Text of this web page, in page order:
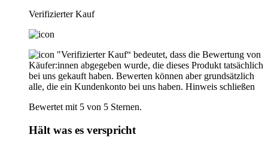
Verifizierter Kauf
"Verifizierter Kauf“ bedeutet, dass die Bewertung von
Käufer:innen abgegeben wurde, die dieses Produkt tatsächlich
bei uns gekauft haben. Bewerten können aber grundsätzlich
alle, die ein Kundenkonto bei uns haben. Hinweis schließen
Bewertet mit 5 von 5 Sternen.
Hält was es verspricht